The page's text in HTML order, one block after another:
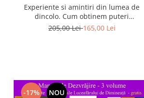
Experiente si amintiri din lumea de
dincolo. Cum obtinem puteri
extrasenzoriale - cu exercitii
205,00 Lei165,00 Lei
-17% NOU